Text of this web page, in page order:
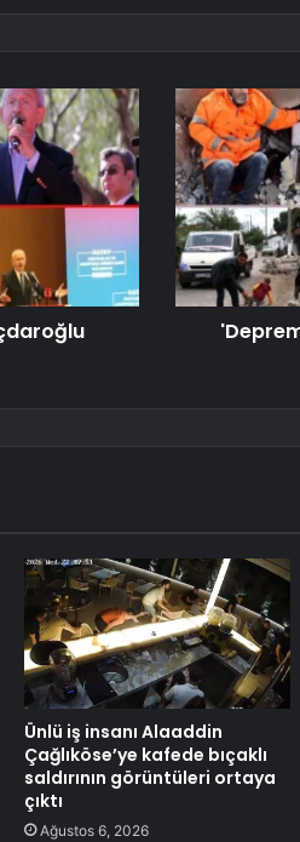
Ünlü iş insanı Alaaddin
Çağlıköse’ye kafede bıçaklı
saldırının görüntüleri ortaya
çıktı
Ağustos 6, 2026